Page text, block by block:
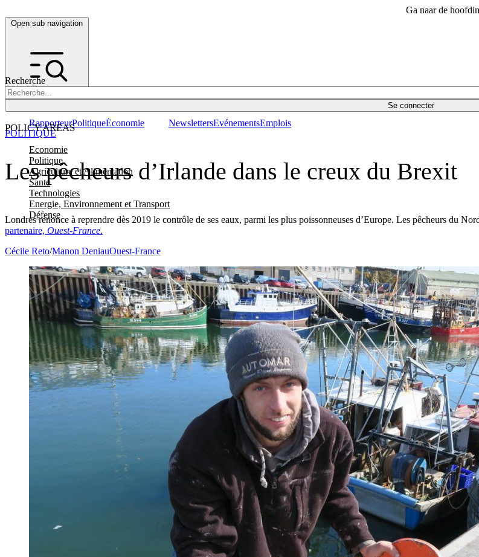
Ga naar de
Open sub navigation
Recherche
Se connecter
POLICY AREAS
Economie
Politique
Agriculture et Alimentation
Santé
Technologies
Energie, Environnement et Transport
Défense
RapporteurPolitiqueÉconomie NewslettersEvénementsEmplois
Les pêcheurs d’Irlande dans le creux du Brexit
Londres renonce à reprendre dès 2019 le contrôle de ses eaux, parmi les plus poissonneuses d’Europe. Les pêcheurs du
partenaire, Ouest-France.
POLITIQUE
Cécile Reto/Manon DeniauOuest-France